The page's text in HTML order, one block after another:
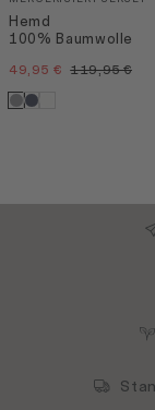
Hemd
100% Baumwolle
49,95 € 119,95 €